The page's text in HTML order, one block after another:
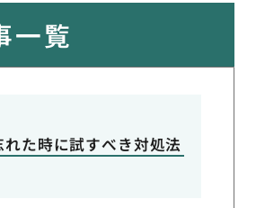
一覧
れた時に試すべき対処法